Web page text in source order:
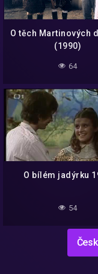
O těch Martinových
(1990)
64
O bílém jadýrku
54